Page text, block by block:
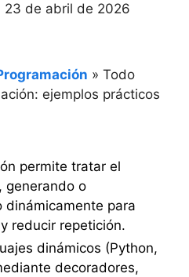
23 de abril de 2026
» Todo
ejemplos prácticos
permite tratar el
generando o
para
reducir repetición.
dinámicos (Python,
decoradores,